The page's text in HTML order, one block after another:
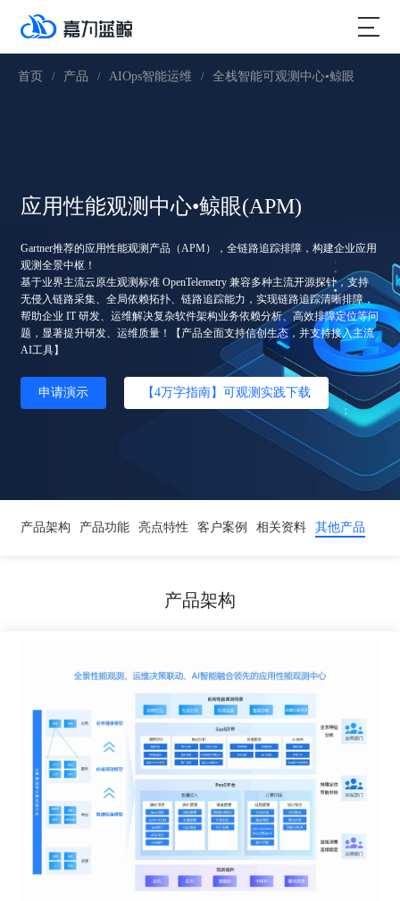
首页 / 产品 / AIOps智能运维 / 全栈智能可观测中心•鲸眼
应用性能观测中心•鲸眼(APM)
Gartner推荐的应用性能观测产品（APM），全链路追踪排障，构建企业应用
观测全景中枢！
基于业界主流云原生观测标准 OpenTelemetry 兼容多种主流开源探针，支持
无侵入链路采集、全局依赖拓扑、链路追踪能力，实现链路追踪清晰排障，
帮助企业 IT 研发、运维解决复杂软件架构业务依赖分析、高效排障定位等问
题，显著提升研发、运维质量！【产品全面支持信创生态，并支持接入主流
AI工具】
申请演示 【4万字指南】可观测实践下载
产品架构 产品功能 亮点特性 客户案例 相关资料 其他产品
产品架构